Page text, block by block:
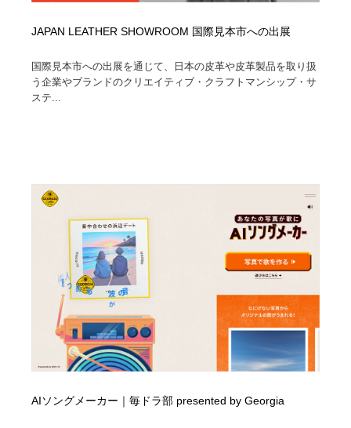
JAPAN LEATHER SHOWROOM 国際見本市への出展
国際見本市への出展を通じて、日本の皮革や皮革製品を取り扱
う企業やブランドのクリエイティブ・クラフトマンシップ・サ
ステ...
AIソングメーカー｜毎ドラ部 presented by Georgia